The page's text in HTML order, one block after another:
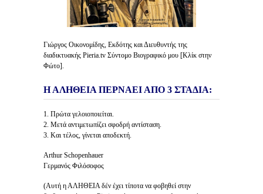
Γιώργος Οικονομίδης, Εκδότης και Διευθυντής της
διαδικτυακής Pieria.tv Σύντομο Βιογραφικό μου [Κλίκ στην
Φώτο].
Η ΑΛΗΘΕΙΑ ΠΕΡΝΑΕΙ ΑΠΟ 3 ΣΤΑΔΙΑ:
1. Πρώτα γελοιοποιείται.
2. Μετά αντιμετωπίζει σφοδρή αντίσταση.
3. Και τέλος, γίνεται αποδεκτή.
Arthur Schopenhauer
Γερμανός Φιλόσοφος
(Αυτή η ΑΛΗΘΕΙΑ δέν έχει τίποτα να φοβηθεί στην